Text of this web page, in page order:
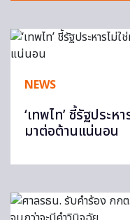
NEWS
‘เทพไท’ ชี้รัฐประ
มาต่อต้านแน่นอน